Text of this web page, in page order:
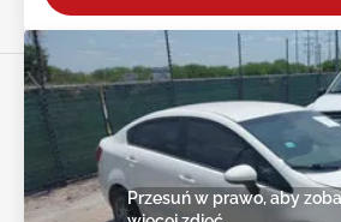
Przesuń w prawo, aby